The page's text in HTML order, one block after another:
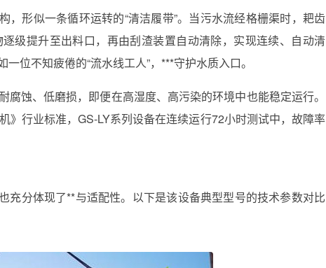
，形似一条循环运转的“清洁履带”。当污水流经格栅渠时，耙齿
级提升至出料口，再由刮渣装置自动清除，实现连续、自动清
位不知疲倦的“流水线工人”，***守护水质入口。
蚀、低磨损，即便在高湿度、高污染的环境中也能稳定运行。
》行业标准，GS-LY系列设备在连续运行72小时测试中，故障率
充分体现了**与适配性。以下是该设备典型型号的技术参数对比